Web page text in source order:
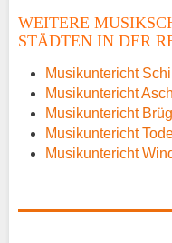
WEITERE
TÄDTEN IN DER
Musikuntericht
Musikuntericht
Musikuntericht
Musikuntericht
Musikuntericht